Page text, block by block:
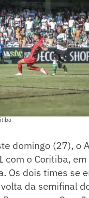
domingo (27), o
com o Coritiba,
Os dois times se
da semifinal